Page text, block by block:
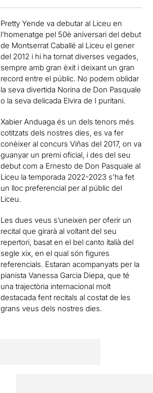
Pretty Yende va debutar al Liceu en
l’homenatge pel 50è aniversari del debut
de Montserrat Caballé al Liceu el gener
del 2012 i hi ha tornat diverses vegades,
sempre amb gran èxit i deixant un gran
record entre el públic. No podem oblidar
la seva divertida Norina de Don Pasquale
o la seva delicada Elvira de I puritani.
Xabier Anduaga és un dels tenors més
cotitzats dels nostres dies, es va fer
conèixer al concurs Viñas del 2017, on va
guanyar un premi oficial, i des del seu
debut com a Ernesto de Don Pasquale al
Liceu la temporada 2022-2023 s’ha fet
un lloc preferencial per al públic del
Liceu.
Les dues veus s’uneixen per oferir un
recital que girarà al voltant del seu
repertori, basat en el bel canto italià del
segle xix, en el qual són figures
referencials. Estaran acompanyats per la
pianista Vanessa Garcia Diepa, que té
una trajectòria internacional molt
destacada fent recitals al costat de les
grans veus dels nostres dies.